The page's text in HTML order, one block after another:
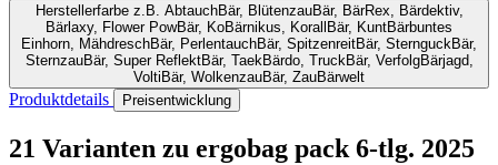
Herstellerfarbez.B. AbtauchBär, BlütenzauBär, BärRex, Bärdektiv,
Bärlaxy, Flower PowBär, KoBärnikus, KorallBär, KuntBärbuntes
Einhorn, MähdreschBär, PerlentauchBär, SpitzenreitBär, SternguckBär,
SternzauBär, Super ReflektBär, TaekBärdo, TruckBär, VerfolgBärjagd,
VoltiBär, WolkenzauBär, ZauBärwelt
Produktdetails Preisentwicklung
21 Varianten zu ergobag pack 6-tlg. 2025